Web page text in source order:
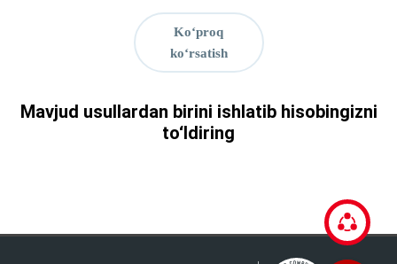
Ko‘proq
ko‘rsatish
Mavjud usullardan birini ishlatib hisobingizni
to‘ldiring